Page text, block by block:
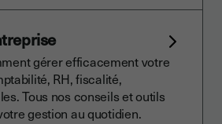
gérer efficacement votre
RH, fiscalité,
Tous nos conseils et outils
gestion au quotidien.